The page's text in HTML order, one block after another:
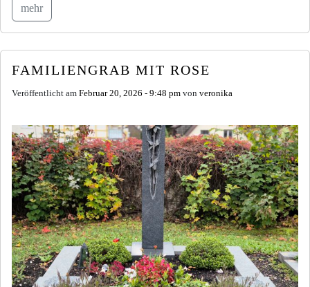
mehr
FAMILIENGRAB MIT ROSE
Veröffentlicht am Februar 20, 2026 - 9:48 pm von veronika